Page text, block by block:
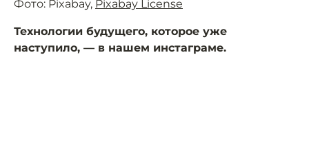
Фото: Pixabay, Pixabay License
Технологии будущего, которое уже
наступило, — в нашем инстаграме.